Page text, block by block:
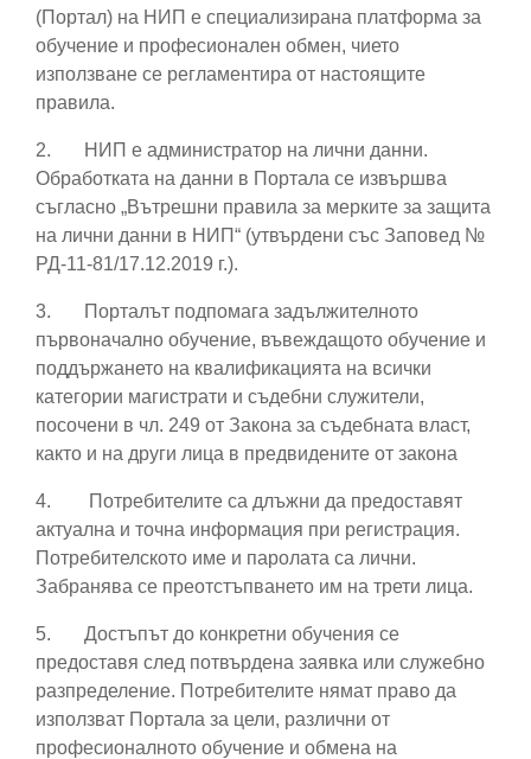
(Портал) на НИП е специализирана платформа за
обучение и професионален обмен, чието
използване се регламентира от настоящите
правила.
2.
НИП е администратор на лични данни.
Обработката на данни в Портала се извършва
съгласно „Вътрешни правила за мерките за защита
на лични данни в НИП“ (утвърдени със Заповед №
РД-11-81/17.12.2019 г.).
3.
Порталът подпомага задължителното
първоначално обучение, въвеждащото обучение и
поддържането на квалификацията на всички
категории магистрати и съдебни служители,
посочени в чл. 249 от Закона за съдебната власт,
както и на други лица в предвидените от закона
4.
Потребителите са длъжни да предоставят
актуална и точна информация при регистрация.
Потребителското име и паролата са лични.
Забранява се преотстъпването им на трети лица.
5. Достъпът до конкретни обучения се
предоставя след потвърдена заявка или служебно
разпределение. Потребителите нямат право да
използват Портала за цели, различни от
професионалното обучение и обмена на